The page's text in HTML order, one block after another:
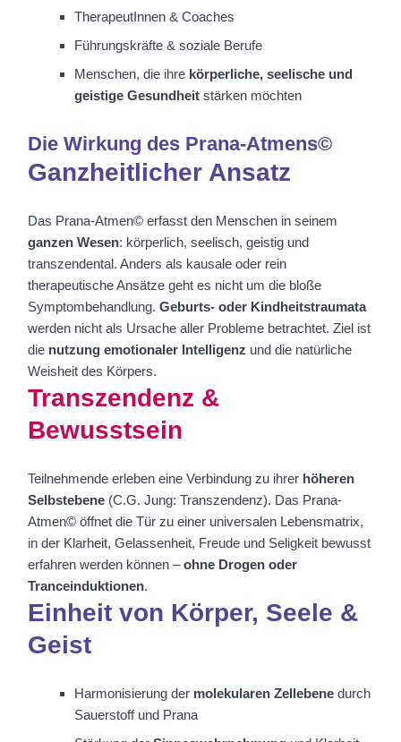
TherapeutInnen & Coaches
Führungskräfte & soziale Berufe
Menschen, die ihre körperliche, seelische und
geistige Gesundheit stärken möchten
Die Wirkung des Prana-Atmens©
Ganzheitlicher Ansatz
Das Prana-Atmen© erfasst den Menschen in seinem
ganzen Wesen: körperlich, seelisch, geistig und
transzendental. Anders als kausale oder rein
therapeutische Ansätze geht es nicht um die bloße
Symptombehandlung. Geburts- oder Kindheitstraumata
werden nicht als Ursache aller Probleme betrachtet. Ziel ist
die nutzung emotionaler Intelligenz und die natürliche
Weisheit des Körpers.
Transzendenz &
Bewusstsein
Teilnehmende erleben eine Verbindung zu ihrer höheren
Selbstebene(C.G. Jung: Transzendenz). Das Prana-
Atmen© öffnet die Tür zu einer universalen Lebensmatrix,
in der Klarheit, Gelassenheit, Freude und Seligkeit bewusst
erfahren werden können –ohne Drogen oder
Tranceinduktionen.
Einheit von Körper, Seele &
Geist
Harmonisierung der molekularen Zellebene durch
Sauerstoff und Prana